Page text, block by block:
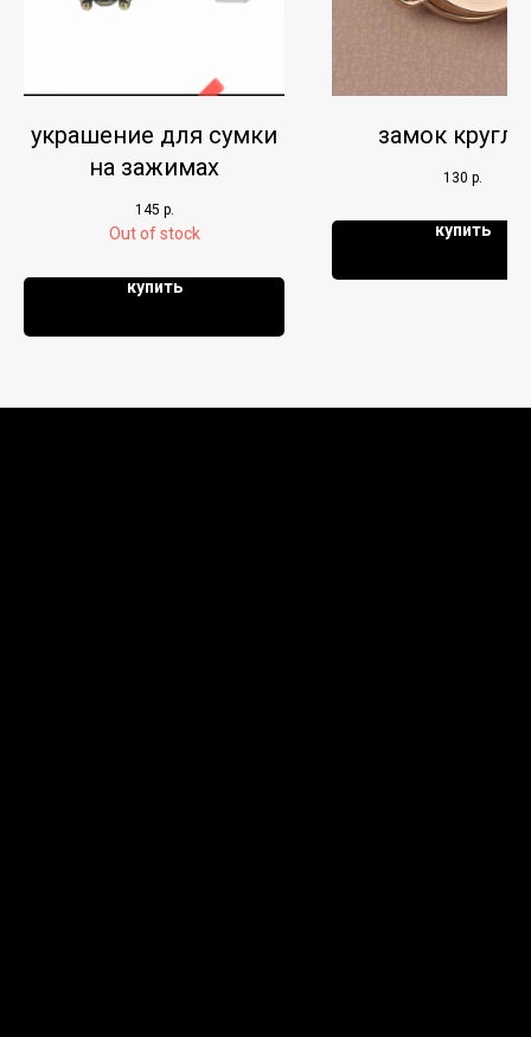
украшение для сумки
на зажимах
145 р.
Out of stock
купить
замок
130 р.
купить